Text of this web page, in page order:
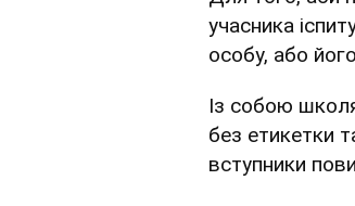
учасника
особу, або
Із собою
без етикетки
вступники